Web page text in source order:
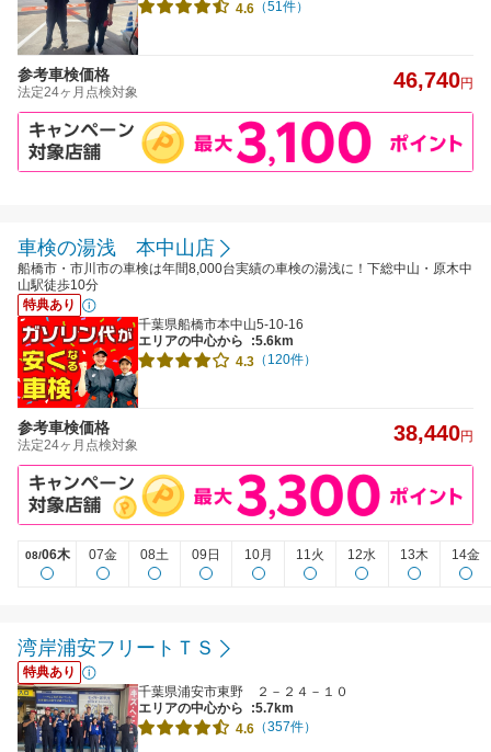
4.6 （51件）
参考車検価格
法定24ヶ月点検対象 46,740円
車検の湯浅 本中山店
船橋市・市川市の車検は年間8,000台実績の車検の湯浅に！下総中山・原木中
山駅徒歩10分
特典あり
千葉県船橋市本中山5-10-16
エリアの中心から
:5.6km
4.3 （120件）
参考車検価格
法定24ヶ月点検対象 38,440円
08/06木 07金 08土 09日 10月 11火 12水 13木 14金
湾岸浦安フリートＴＳ
特典あり
千葉県浦安市東野 ２－２４－１０
エリアの中心から
:5.7km
4.6 （357件）